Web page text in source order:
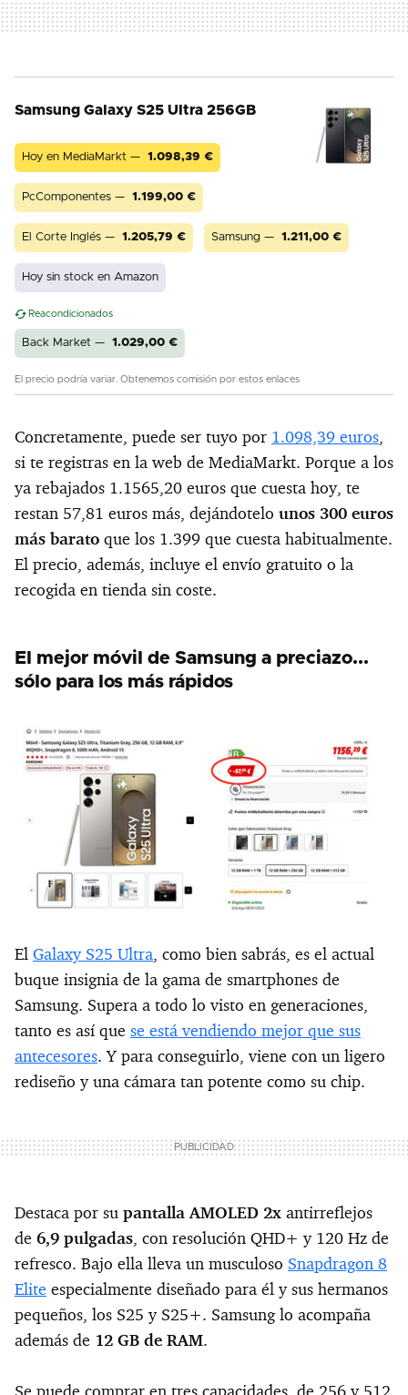
Samsung Galaxy S25 Ultra 256GB
Hoy en MediaMarkt — 1.098,39 €
PcComponentes — 1.199,00 €
El Corte Inglés — 1.205,79 € Samsung — 1.211,00 €
Hoy sin stock en Amazon
Reacondicionados
Back Market — 1.029,00 €
El precio podría variar. Obtenemos comisión por estos enlaces
Concretamente, puede ser tuyo por 1.098,39 euros,
si te registras en la web de MediaMarkt. Porque a los
ya rebajados 1.1565,20 euros que cuesta hoy, te
restan 57,81 euros más, dejándotelo unos 300 euros
más barato que los 1.399 que cuesta habitualmente.
El precio, además, incluye el envío gratuito o la
recogida en tienda sin coste.
El mejor móvil de Samsung a preciazo...
sólo para los más rápidos
El Galaxy S25 Ultra, como bien sabrás, es el actual
buque insignia de la gama de smartphones de
Samsung. Supera a todo lo visto en generaciones,
tanto es así que se está vendiendo mejor que sus
antecesores. Y para conseguirlo, viene con un ligero
rediseño y una cámara tan potente como su chip.
Destaca por su pantalla AMOLED 2x antirreflejos
de 6,9 pulgadas, con resolución QHD+ y 120 Hz de
refresco. Bajo ella lleva un musculoso Snapdragon 8
Elite especialmente diseñado para él y sus hermanos
pequeños, los S25 y S25+. Samsung lo acompaña
además de 12 GB de RAM.